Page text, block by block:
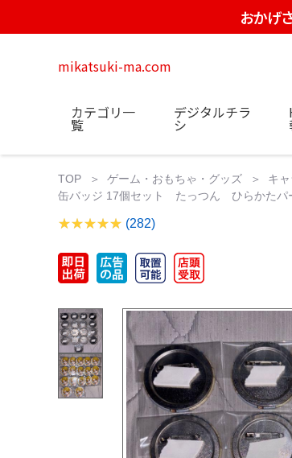
おかげ
mikatsuki-ma.com
カテゴリ一
覧
デジタルチラ
シ
TOP ゲーム・おもちゃ・グッズ キ
缶バッジ 17個セット たっつん ひらかたパ
(282)